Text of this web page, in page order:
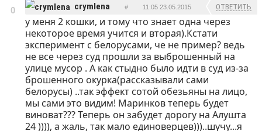
0 crymlena # 11:05 23.05.2015 ОТВЕТИТЬ
у меня 2 кошки, и тому что знает одна через
некоторое время учится и вторая).Кстати
эксперимент с белорусами, че не пример? ведь
не все через суд прошли за выброшенный на
улице мусор . А как стыдно было идти в суд из-за
брошенного окурка(рассказывали сами
белорусы) ..так эффект сотой обезьяны на лицо,
мы сами это видим! Маринков теперь будет
виноват??? Теперь он забудет дорогу на Алушта
24 )))), а жаль, так мало единоверцев)))..шучу...я